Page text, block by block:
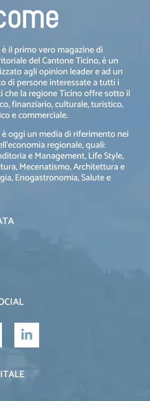
il primo vero magazine di
del Cantone Ticino, è un
agli opinion leader e ad un
di persone interessate a tutti i
che la regione Ticino offre sotto il
finanziario, culturale, turistico,
e commerciale.
oggi un media di riferimento nei
regionale, quali:
e Management, Life Style,
Mecenatismo, Architettura e
Enogastronomia, Salute e